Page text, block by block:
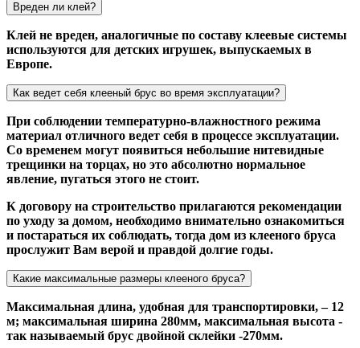
Вреден ли клей?
Клей не вреден, аналогичные по составу клеевые системы
используются для детских игрушек, выпускаемых в
Европе.
Как ведет себя клееный брус во время эксплуатации?
При соблюдении температурно-влажностного режима
материал отличного ведет себя в процессе эксплуатации.
Со временем могут появиться небольшие нитевидные
трещинки на торцах, но это абсолютно нормальное
явление, пугаться этого не стоит.
К договору на строительство прилагаются рекомендации
по уходу за домом, необходимо внимательно ознакомиться
и постараться их соблюдать, тогда дом из клееного бруса
прослужит Вам верой и правдой долгие годы.
Какие максимальные размеры клееного бруса?
Максимальная длина, удобная для транспортировки, – 12
м; максимальная ширина 280мм, максимальная высота -
так называемый брус двойной склейки -270мм.